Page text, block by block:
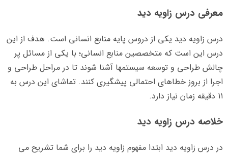
معرفی درس زاویه دید
درس زاویه دید یکی از دروس پایه منابع انسانی است. هدف از این
درس این است که متخصصین منابع انسانی؛ با یکی از مسائل پر
چالش طراحی و توسعه سیستمها آشنا شوند تا در مراحل طراحی و
اجرا از بروز خطاهای احتمالی پیشگیری کنند. تماشای این درس به
۱۱ دقیقه زمان نیاز دارد.
خلاصه درس زاویه دید
در درس زاویه دید ابتدا مفهوم زاویه دید را برای شما تشریح می